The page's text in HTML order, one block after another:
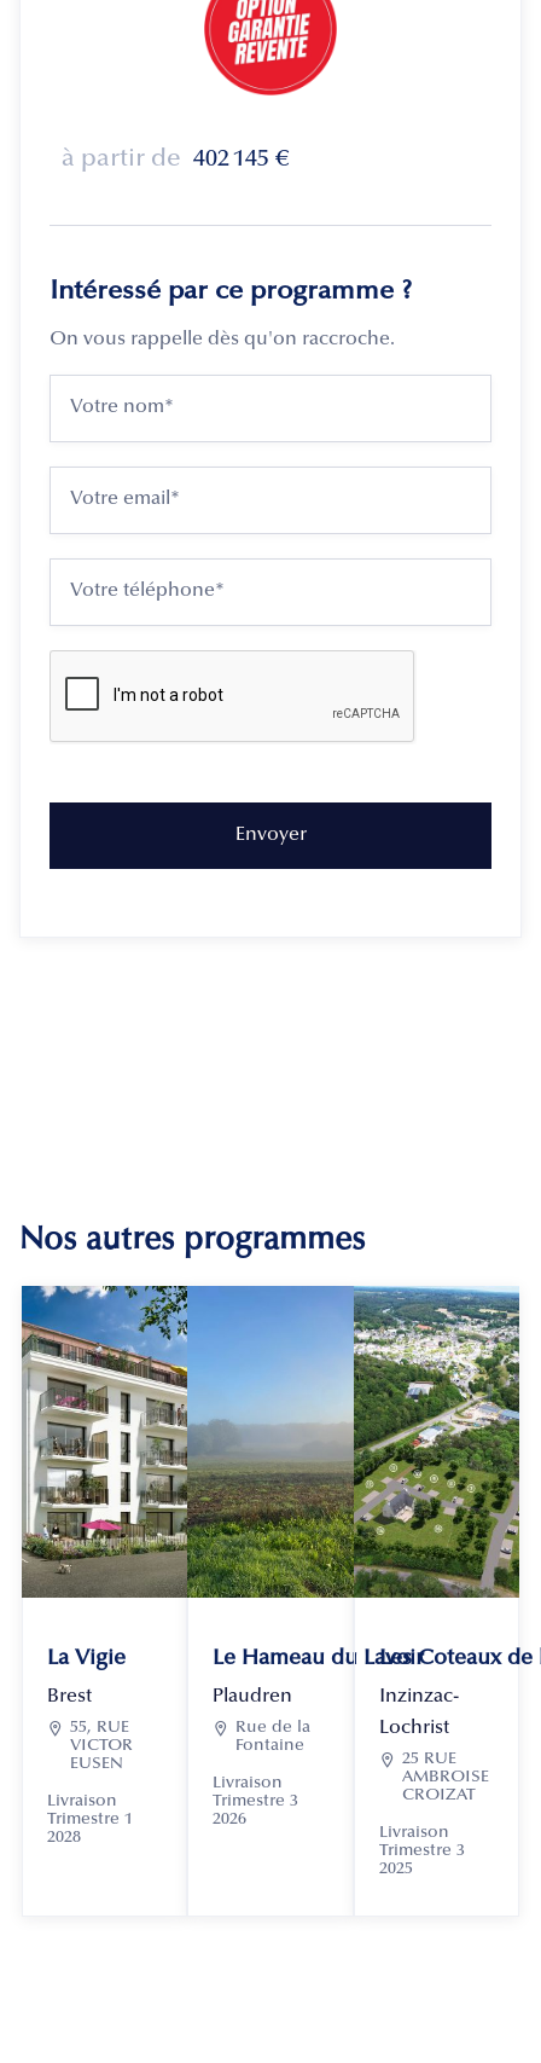
à partir de 402 145 €
Intéressé par ce programme ?
On vous rappelle dès qu'on raccroche.
Nos autres programmes
La Vigie
Brest
 55, RUE
VICTOR
EUSEN
Livraison
Trimestre 1
2028
Le Hameau du Lavoir
Plaudren

Rue de la
Fontaine
Livraison
Trimestre 3
2026
Les Coteaux
Inzinzac-
Lochrist
 25 RUE
AMBROISE
CROIZAT
Livraison
Trimestre 3
2025